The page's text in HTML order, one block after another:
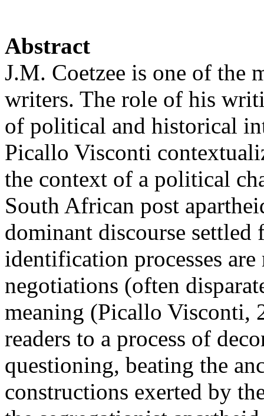
Abstract
J.M. Coetzee is one of the
writers. The role of his
of political and historical
Picallo Visconti
the context of a political
South African post
dominant discourse
identification processes
negotiations (often
meaning (Picallo Visconti,
readers to a process of
questioning, beating the
constructions exerted by